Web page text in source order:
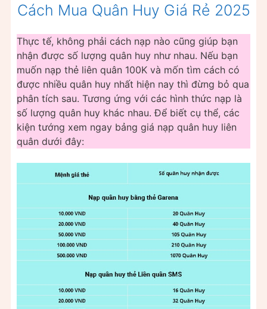
Cách Mua Quân Huy Giá Rẻ 2025
Thực tế, không phải cách nạp nào cũng giúp bạn
nhận được số lượng quân huy như nhau. Nếu bạn
muốn nạp thẻ liên quân 100K và mốn tìm cách có
được nhiều quân huy nhất hiện nay thì đừng bỏ qua
phân tích sau. Tương ứng với các hình thức nạp là
số lượng quân huy khác nhau. Để biết cụ thể, các
kiện tướng xem ngay bảng giá nạp quân huy liên
quân dưới đây: